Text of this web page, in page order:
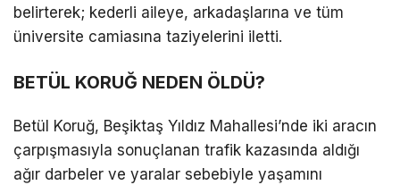
belirterek; kederli aileye, arkadaşlarına ve tüm
üniversite camiasına taziyelerini iletti.
BETÜL KORUĞ NEDEN ÖLDÜ?
Betül Koruğ, Beşiktaş Yıldız Mahallesi’nde iki aracın
çarpışmasıyla sonuçlanan trafik kazasında aldığı
ağır darbeler ve yaralar sebebiyle yaşamını